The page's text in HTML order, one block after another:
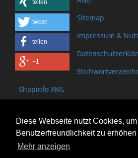
Diese Webseite nutzt Cookies,
Benutzerfreundlichkeit zu erhöhen
Mehr anzeigen
teilen
tweet
teilen
+1
Sitemap
Impressum &
Shopinfo XML
Bischof-Brand Straße 2
61440 Oberursel
(+49) 6171 - 98 11 80